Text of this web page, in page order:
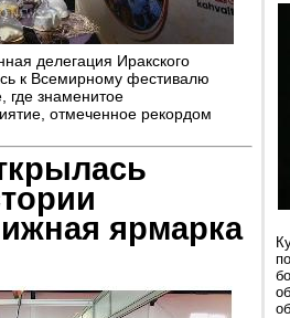
делегация Иракского
к Всемирному фестивалю
где знаменитое
отмеченное рекордом
ярмарка